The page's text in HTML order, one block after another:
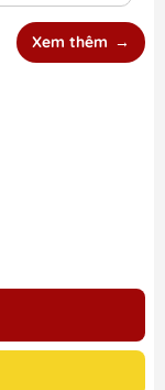
Xem thêm